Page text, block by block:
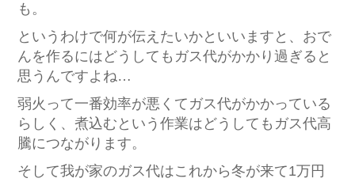
も。
というわけで何が伝えたいかといいますと、おで
んを作るにはどうしてもガス代がかかり過ぎると
思うんですよね…
弱火って一番効率が悪くてガス代がかかっている
らしく、煮込むという作業はどうしてもガス代高
騰につながります。
そして我が家のガス代はこれから冬が来て1万円